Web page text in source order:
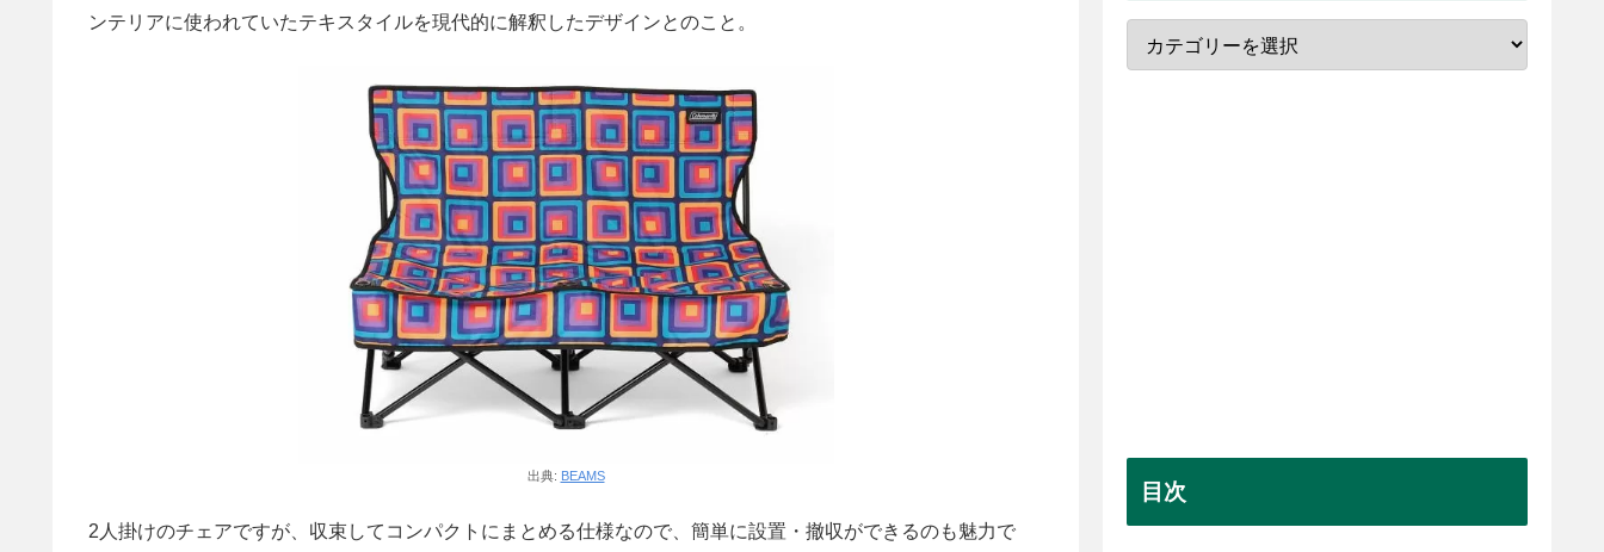
ンテリアに使われていたテキスタイルを現代的に解釈したデザインとのこと。
出典: BEAMS
2人掛けのチェアですが、収束してコンパクトにまとめる仕様なので、簡単に設置・撤収ができるのも魅力で
目次